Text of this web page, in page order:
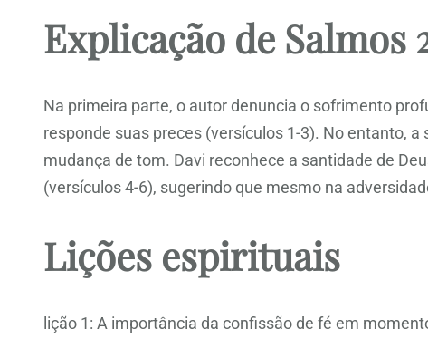
Explicação de Salmos
Na primeira parte, o autor denuncia o sofrimento
responde suas preces (versículos 1-3). No entanto,
mudança de tom. Davi reconhece a santidade de
(versículos 4-6), sugerindo que mesmo na
Lições espirituais
lição 1: A importância da confissão de fé em